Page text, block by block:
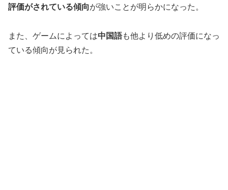
評価がされている傾向が強いことが明らかになった。
また、ゲームによっては中国語も他より低めの評価になっ
ている傾向が見られた。